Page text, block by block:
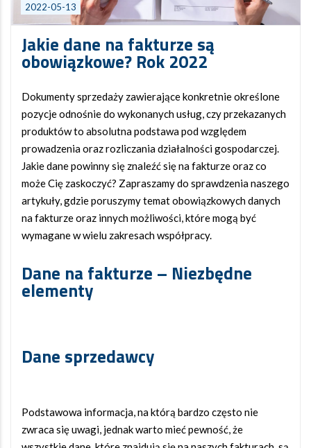
2022-05-13
Jakie dane na fakturze są
obowiązkowe? Rok 2022
Dokumenty sprzedaży zawierające konkretnie określone
pozycje odnośnie do wykonanych usług, czy przekazanych
produktów to absolutna podstawa pod względem
prowadzenia oraz rozliczania działalności gospodarczej.
Jakie dane powinny się znaleźć się na fakturze oraz co
może Cię zaskoczyć? Zapraszamy do sprawdzenia naszego
artykuły, gdzie poruszymy temat obowiązkowych danych
na fakturze oraz innych możliwości, które mogą być
wymagane w wielu zakresach współpracy.
Dane na fakturze – Niezbędne
elementy
Dane sprzedawcy
Podstawowa informacja, na którą bardzo często nie
zwraca się uwagi, jednak warto mieć pewność, że